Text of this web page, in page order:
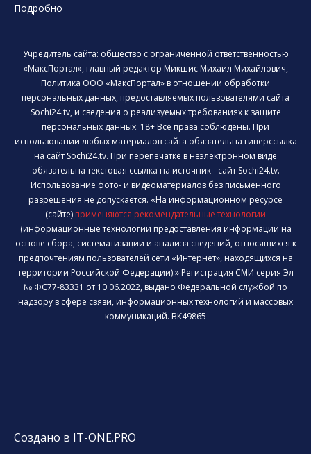
Подробно
Учредитель сайта: общество с ограниченной ответственностью
«МаксПортал», главный редактор Микшис Михаил Михайлович,
Политика ООО «МаксПортал» в отношении обработки
персональных данных, предоставляемых пользователями сайта
Sochi24.tv, и сведения о реализуемых требованиях к защите
персональных данных. 18+ Все права соблюдены. При
использовании любых материалов сайта обязательна гиперссылка
на сайт Sochi24.tv. При перепечатке в неэлектронном виде
обязательна текстовая ссылка на источник - сайт Sochi24.tv.
Использование фото- и видеоматериалов без письменного
разрешения не допускается. «На информационном ресурсе
(сайте) применяются рекомендательные технологии
(информационные технологии предоставления информации на
основе сбора, систематизации и анализа сведений, относящихся к
предпочтениям пользователей сети «Интернет», находящихся на
территории Российской Федерации).» Регистрация СМИ серия Эл
№ ФС77-83331 от 10.06.2022, выдано Федеральной службой по
надзору в сфере связи, информационных технологий и массовых
коммуникаций. ВК49865
Создано в IT-ONE.PRO